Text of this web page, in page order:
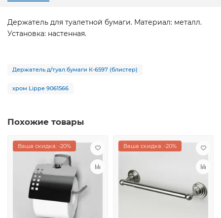
Держатель для туалетной бумаги. Материал: металл.
Установка: настенная.
Держатель д/туал.бумаги К-6597 (блистер)
хром Lippe 9061566
Похожие товары
Ваша скидка: -20% Ваша скидка: -20%